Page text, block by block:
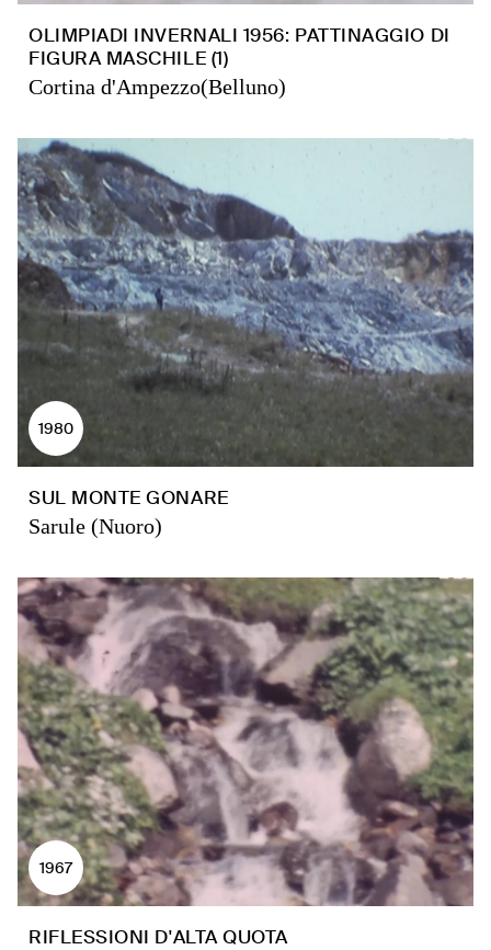
OLIMPIADI INVERNALI 1956: PATTINAGGIO DI
FIGURA MASCHILE (1)
Cortina d'Ampezzo(Belluno)
1980
SUL MONTE GONARE
Sarule (Nuoro)
1967
RIFLESSIONI D'ALTA QUOTA